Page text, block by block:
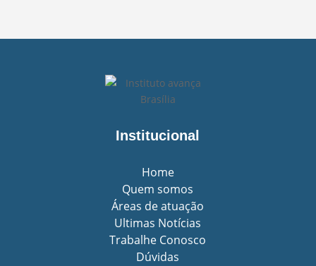
Institucional
Home
Quem somos
Áreas de atuação
Ultimas Notícias
Trabalhe Conosco
Dúvidas